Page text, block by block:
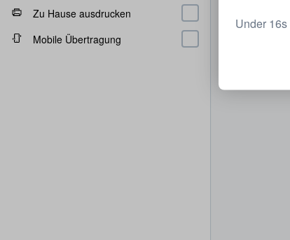
Zu Hause ausdrucken
Mobile Übertragung
Under